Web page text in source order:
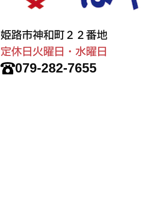
姫路市神和町２２番地
定休日火曜日・水曜日
079-282-7655